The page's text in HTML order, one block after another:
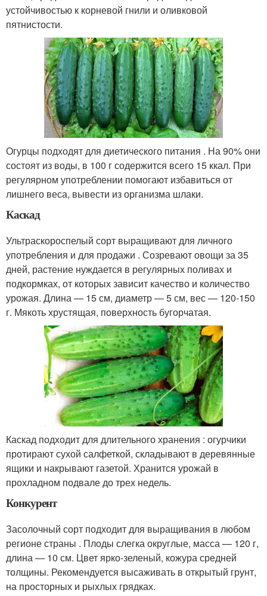
устойчивостью к корневой гнили и оливковой
пятнистости.
Огурцы подходят для диетического питания . На 90% они
состоят из воды, в 100 г содержится всего 15 ккал. При
регулярном употреблении помогают избавиться от
лишнего веса, вывести из организма шлаки.
Каскад
Ультраскороспелый сорт выращивают для личного
употребления и для продажи . Созревают овощи за 35
дней, растение нуждается в регулярных поливах и
подкормках, от которых зависит качество и количество
урожая. Длина — 15 см, диаметр — 5 см, вес — 120-150
г. Мякоть хрустящая, поверхность бугорчатая.
Каскад подходит для длительного хранения : огурчики
протирают сухой салфеткой, складывают в деревянные
ящики и накрывают газетой. Хранится урожай в
прохладном подвале до трех недель.
Конкурент
Засолочный сорт подходит для выращивания в любом
регионе страны . Плоды слегка округлые, масса — 120 г,
длина — 10 см. Цвет ярко-зеленый, кожура средней
толщины. Рекомендуется высаживать в открытый грунт,
на просторных и рыхлых грядках.